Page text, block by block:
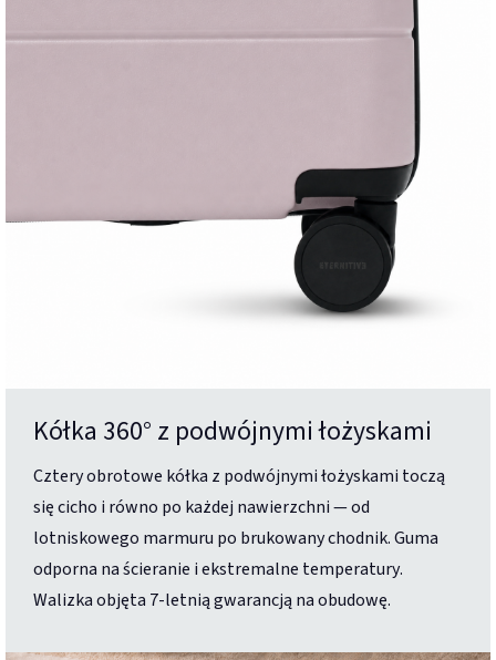
Kółka 360° z podwójnymi łożyskami
Cztery obrotowe kółka z podwójnymi łożyskami toczą
się cicho i równo po każdej nawierzchni — od
lotniskowego marmuru po brukowany chodnik. Guma
odporna na ścieranie i ekstremalne temperatury.
Walizka objęta 7-letnią gwarancją na obudowę.